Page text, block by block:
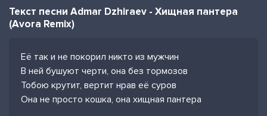
Текст песни Admar Dzhiraev - Хищная пантера
(Avora Remix)
Её так и не покорил никто из мужчин
В ней бушуют черти, она без тормозов
Тобою крутит, вертит нрав её суров
Она не просто кошка, она хищная пантера